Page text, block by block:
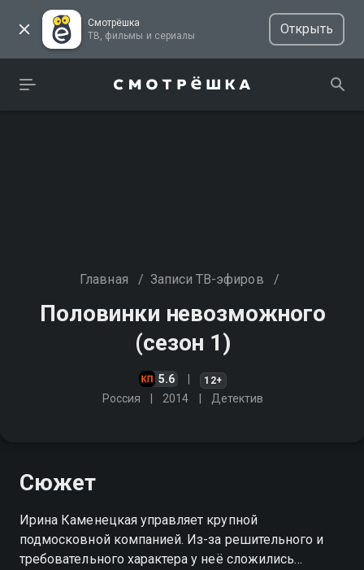
Смотрёшка
ТВ, фильмы и сериалы
Открыть
Главная / Записи ТВ-эфиров /
Половинки невозможного
(сезон 1)
5.6 12+
Россия 2014 Детектив
Сюжет
Ирина Каменецкая управляет крупной
подмосковной компанией. Из-за решительного и
требовательного характера у неё сложились